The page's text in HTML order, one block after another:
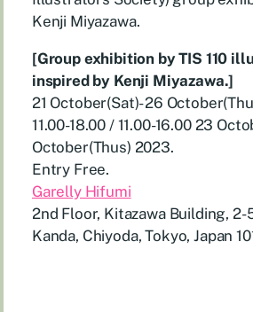
Kenji Miyazawa.
[Group exhibition by TIS 110
inspired by Kenji Miyazawa.]
21 October(Sat)- 26
11.00-18.00 / 11.00-16.00 23
October(Thus) 2023.
Entry Free.
Garelly Hifumi
2nd Floor, Kitazawa Building, 2-
Kanda, Chiyoda, Tokyo, Japan